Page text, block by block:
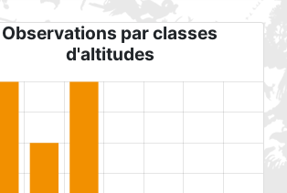
Observations par classes
d'altitudes